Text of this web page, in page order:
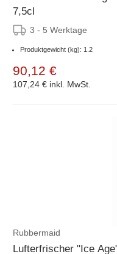
7,5cl
3 - 5 Werktage
Produktgewicht (kg): 1.2
90,12 €
107,24 € inkl. MwSt.
Rubbermaid
Lufterfrischer "Ice